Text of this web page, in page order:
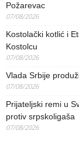
Požarevac
07/08/2026
Kostolački kotlić i
Kostolcu
07/08/2026
Vlada Srbije
07/08/2026
Prijateljski remi u
protiv srpskoligaša
07/08/2026